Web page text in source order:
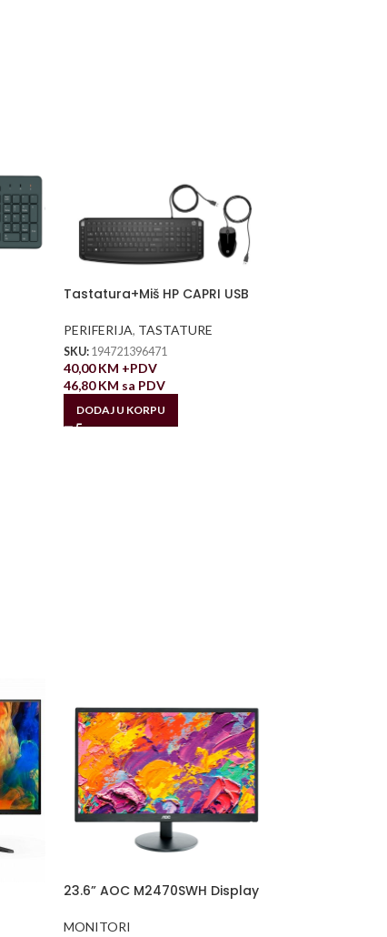
Tastatura+Miš HP CAPRI USB
PERIFERIJA, TASTATURE
SKU: 194721396471
40,00KM +PDV
46,80KM sa PDV
DODAJ U KORPU
23.6” AOC M2470SWH Display
MONITORI